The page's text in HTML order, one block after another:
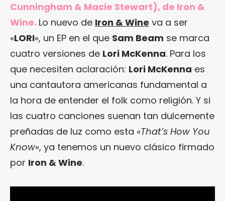
Cunningham & Macie Stewart), de Iron &
Wine. Lo nuevo de Iron & Wine va a ser
«LORI«, un EP en el que Sam Beam se marca
cuatro versiones de Lori McKenna. Para los
que necesiten aclaración: Lori McKenna es
una cantautora americanas fundamental a
la hora de entender el folk como religión. Y si
las cuatro canciones suenan tan dulcemente
preñadas de luz como esta «That’s How You
Know«, ya tenemos un nuevo clásico firmado
por Iron & Wine.